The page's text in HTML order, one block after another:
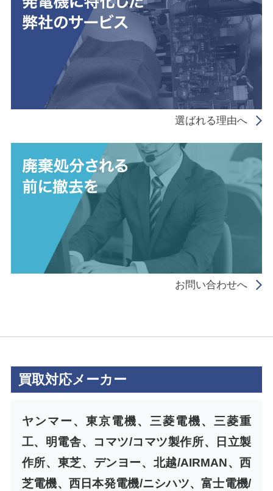
選ばれる理由へ
お問い合わせへ
買取対応メーカー
ヤンマー、東京電機、三菱電機、三菱重
工、明電舎、コマツ/コマツ製作所、日立製
作所、東芝、デンヨー、北越/AIRMAN、西
芝電機、西日本発電機/ニシハツ、富士電機/